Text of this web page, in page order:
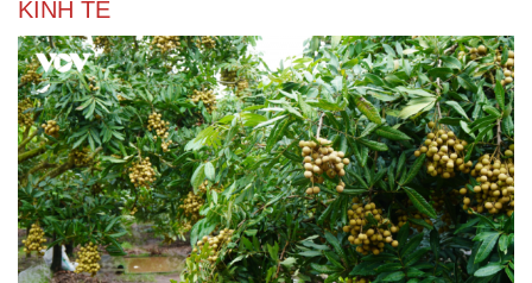
KINH TẾ